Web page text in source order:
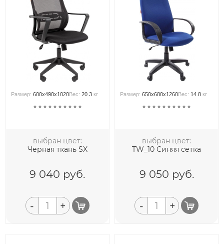
Размер:600x490x1020Вес:20.3 кг
выбран цвет:
Черная ткань SX
9 040 руб.
- +
Размер:650x680x1260Вес: 14.8 кг
выбран цвет:
TW_10 Синяя сетка
9 050 руб.
- +